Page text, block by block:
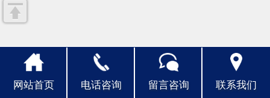
网站首页 电话咨询 留言咨询 联系我们